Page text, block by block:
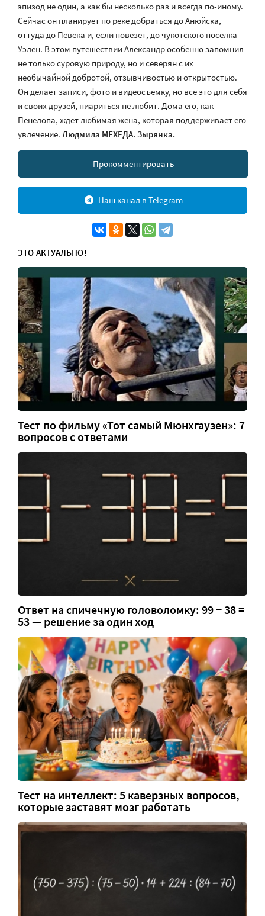
эпизод не один, а как бы несколько раз и всегда по-иному.
Сейчас он планирует по реке добраться до Анюйска,
оттуда до Певека и, если повезет, до чукотского поселка
Уэлен. В этом путешествии Александр особенно запомнил
не только суровую природу, но и северян с их
необычайной добротой, отзывчивостью и открытостью.
Он делает записи, фото и видеосъемку, но все это для себя
и своих друзей, пиариться не любит. Дома его, как
Пенелопа, ждет любимая жена, которая поддерживает его
увлечение. Людмила МЕХЕДА. Зырянка.
Прокомментировать
Наш канал в Telegram
ЭТО АКТУАЛЬНО!
Тест по фильму «Тот самый Мюнхгаузен»: 7
вопросов с ответами
Ответ на спичечную головоломку: 99 − 38 =
53 — решение за один ход
Тест на интеллект: 5 каверзных вопросов,
которые заставят мозг работать